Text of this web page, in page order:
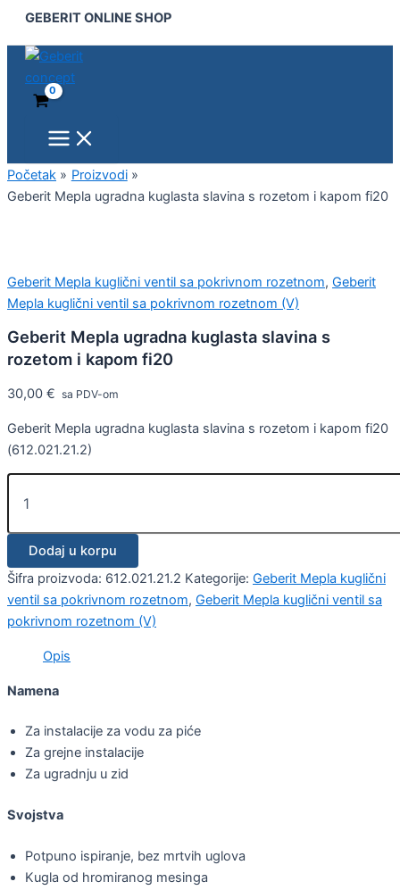
Pređi
sadržaj
GEBERIT ONLINE SHOP
Menu
Početak
Proizvodi
Geberit Mepla ugradna kuglasta slavina s rozetom i kapom fi20
Geberit Mepla kuglični ventil sa pokrivnom rozetnom, Geberit
Mepla kuglični ventil sa pokrivnom rozetnom (V)
Geberit Mepla ugradna kuglasta slavina s
rozetom i kapom fi20
30,00 € sa PDV-om
Geberit Mepla ugradna kuglasta slavina s rozetom i kapom fi20
(612.021.21.2)
Mepla
ugradna
kuglasta
slavina
fi20
količina
Dodaj u korpu
Šifra proizvoda: 612.021.21.2 Kategorije: Geberit Mepla kuglični
ventil sa pokrivnom rozetnom, Geberit Mepla kuglični ventil sa
pokrivnom rozetnom (V)
Opis
Namena
Za instalacije za vodu za piće
Za grejne instalacije
Za ugradnju u zid
Svojstva
Potpuno ispiranje, bez mrtvih uglova
Kugla od hromiranog mesinga